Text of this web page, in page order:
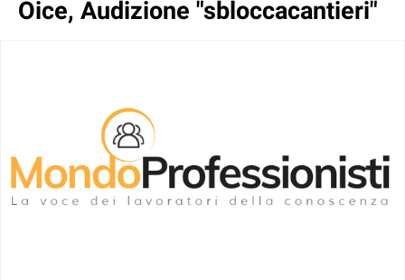
Oice, Audizione "sbloccacantieri"